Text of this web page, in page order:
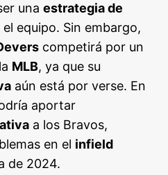
unaestrategia de
el equipo. Sin embargo,
competirá por un
MLB, ya que su
aún está por verse. En
aportar
a los Bravos,
en el infield
de 2024.